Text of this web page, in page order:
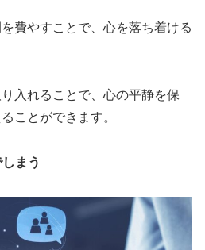
費やすことで、心を落ち着ける
入れることで、心の平静を保
ことができます。
まう